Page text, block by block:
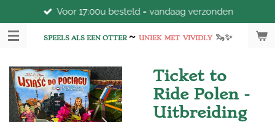
direct
naar
hoofdinhoud
SPEELS ALS EEN OTTER~ UNIEK MET VIVIDLY 🦦✨
Voor 17:00u besteld = vandaag verzonden
Ticket to
Ride Polen -
Uitbreiding